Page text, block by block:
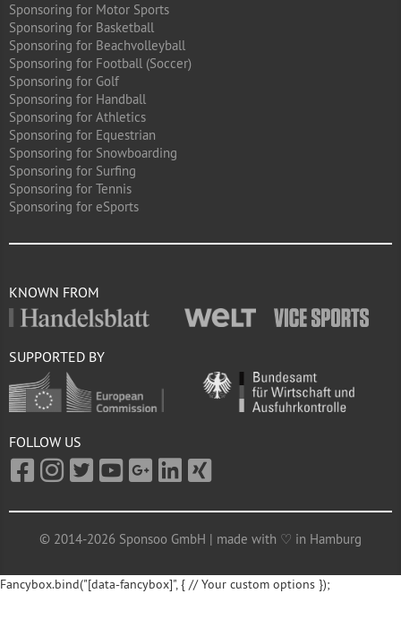
Sponsoring for Motor Sports
Sponsoring for Basketball
Sponsoring for Beachvolleyball
Sponsoring for Football (Soccer)
Sponsoring for Golf
Sponsoring for Handball
Sponsoring for Athletics
Sponsoring for Equestrian
Sponsoring for Snowboarding
Sponsoring for Surfing
Sponsoring for Tennis
Sponsoring for eSports
KNOWN FROM
SUPPORTED BY
FOLLOW US
© 2014-2026 Sponsoo GmbH | made with ♡ in Hamburg
Fancybox.bind("[data-fancybox]", { // Your custom options });